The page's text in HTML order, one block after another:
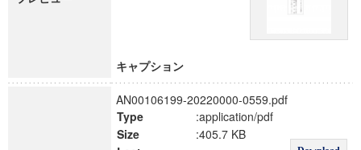
キャプション
AN00106199-20220000-0559.pdf
Type
:application/pdf
Size
:405.7 KB